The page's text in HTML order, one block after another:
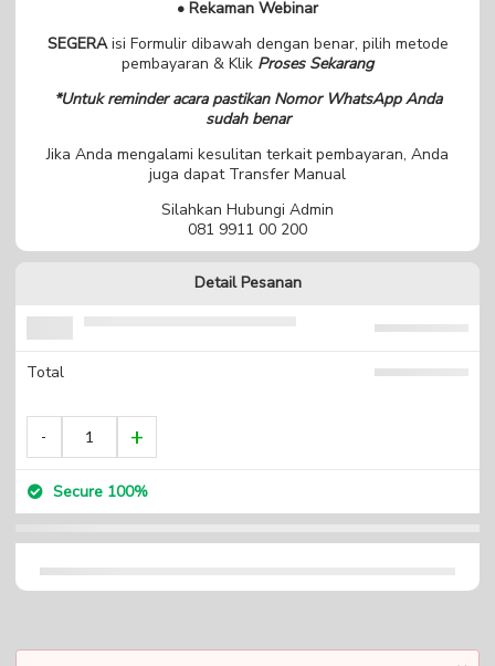
• Rekaman Webinar
SEGERAisi Formulir dibawah dengan benar, pilih metode
pembayaran & Klik Proses Sekarang
*Untuk reminder acara pastikan Nomor WhatsApp Anda
sudah benar
Jika Anda mengalami kesulitan terkait pembayaran, Anda
juga dapat Transfer Manual
Silahkan Hubungi Admin
081 9911 00 200
Detail Pesanan
Total
Secure 100%